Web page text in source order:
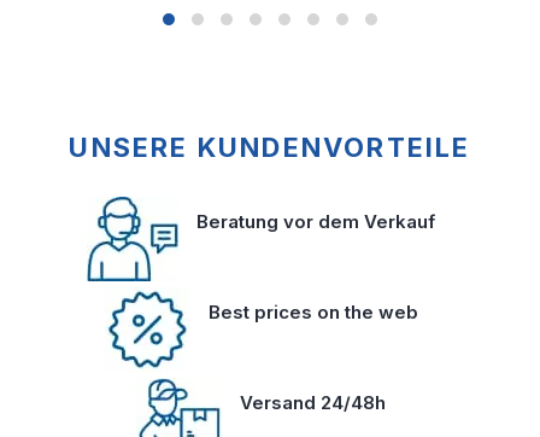
UNSERE KUNDENVORTEILE
Beratung vor dem Verkauf
Best prices on the web
Versand 24/48h